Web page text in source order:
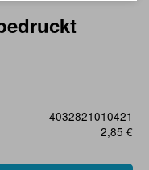
4032821010421
2,85 €